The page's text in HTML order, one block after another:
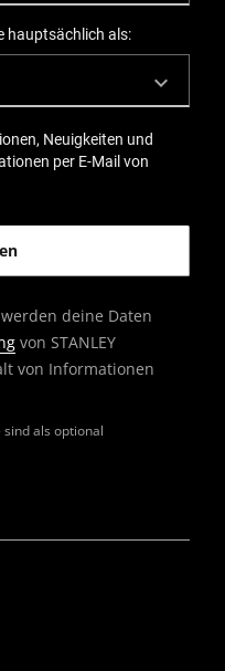
als optional
hauptsächlich als:
Neuigkeiten und
per E-Mail von
deine Daten
von STANLEY
von Informationen